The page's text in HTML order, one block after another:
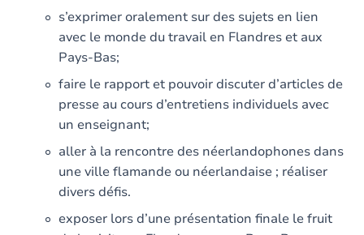
s’exprimer oralement sur des sujets en lien
avec le monde du travail en Flandres et aux
Pays-Bas;
faire le rapport et pouvoir discuter d’articles de
presse au cours d’entretiens individuels avec
un enseignant;
aller à la rencontre des néerlandophones dans
une ville flamande ou néerlandaise ; réaliser
divers défis.
exposer lors d’une présentation finale le fruit